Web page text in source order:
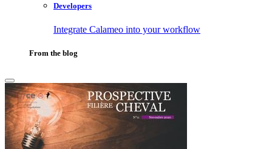
Developers
Integrate Calameo into your workflow
From the blog